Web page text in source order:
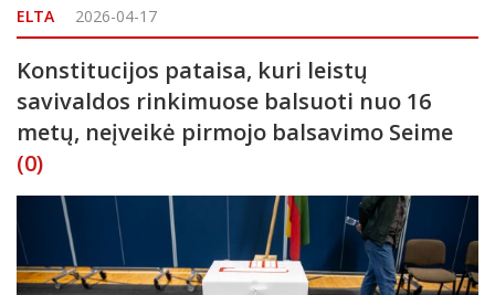
atvejai, pranešė Valstybinė maisto ir veterinarijos tarnyba
ELTA 2026-04-17
Konstitucijos pataisa, kuri leistų
savivaldos rinkimuose balsuoti nuo 16
metų, neįveikė pirmojo balsavimo Seime
(0)